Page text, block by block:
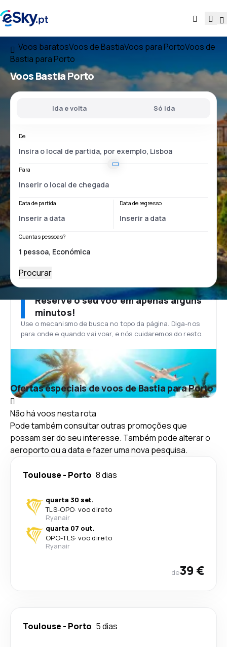
Voos baratosVoos de BastiaVoos para PortoVoos de
Bastia para Porto
VoosBastia Porto
Ida e volta Só ida
De
Para
Data de partida Data de regresso
Quantas pessoas?
Procurar
Reserve o seu voo em apenas alguns
minutos!
Use o mecanismo de busca no topo da página. Diga-nos
para onde e quando vai voar, e nós cuidaremos do resto.
Ofertas especiais de voos de Bastia para Porto
Não há voos nesta rota
Pode também consultar outras promoções que
possam ser do seu interesse. Também pode alterar o
aeroporto ou a data e fazer uma nova pesquisa.
Toulouse - Porto 8 dias
quarta 30 set.
TLS-OPO· voo direto
Ryanair
quarta 07 out.
OPO-TLS· voo direto
Ryanair
de39 €
Toulouse - Porto 5 dias